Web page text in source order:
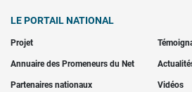
LE PORTAIL NATIONAL
Projet
Annuaire des Promeneurs du Net
Partenaires nationaux Vidéos